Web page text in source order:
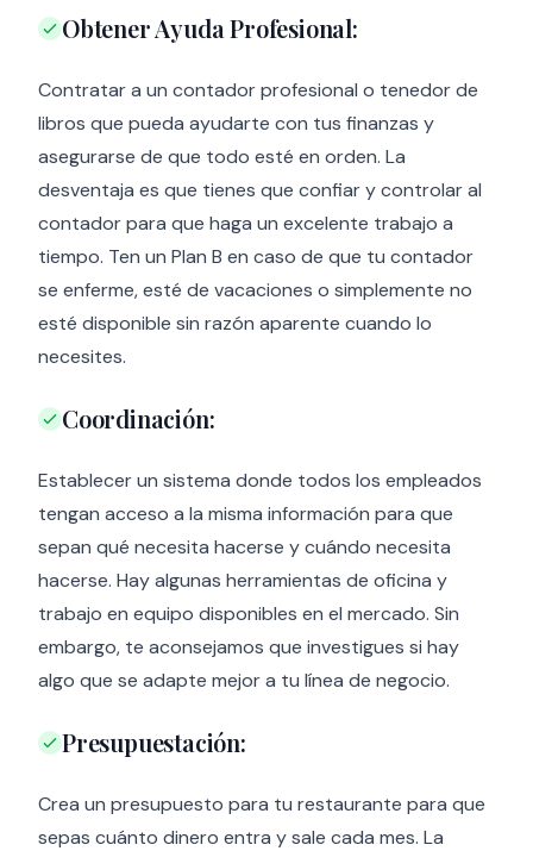
Obtener Ayuda Profesional:
Contratar a un contador profesional o tenedor de
libros que pueda ayudarte con tus finanzas y
asegurarse de que todo esté en orden. La
desventaja es que tienes que confiar y controlar al
contador para que haga un excelente trabajo a
tiempo. Ten un Plan B en caso de que tu contador
se enferme, esté de vacaciones o simplemente no
esté disponible sin razón aparente cuando lo
necesites.
Coordinación:
Establecer un sistema donde todos los empleados
tengan acceso a la misma información para que
sepan qué necesita hacerse y cuándo necesita
hacerse. Hay algunas herramientas de oficina y
trabajo en equipo disponibles en el mercado. Sin
embargo, te aconsejamos que investigues si hay
algo que se adapte mejor a tu línea de negocio.
Presupuestación:
Crea un presupuesto para tu restaurante para que
sepas cuánto dinero entra y sale cada mes. La